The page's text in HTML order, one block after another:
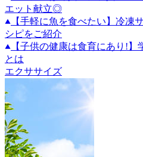
エット献立◎
【手軽に魚を食べたい】冷凍
シピをご紹介
【子供の健康は食育にあり!
とは
エクササイズ